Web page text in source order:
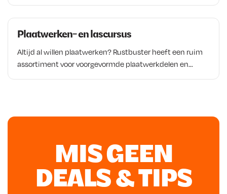
bezigheid. Voor veel “populaire” oldtimers zijn
reparatiedelen beschikbaar. Goed passend, vaak van de
originele mallen. Informeer bij de club van […]
Plaatwerken- en lascursus
Altijd al willen plaatwerken? Rustbuster heeft een ruim
assortiment voor voorgevormde plaatwerkdelen en
toelichting In onze […]MIS GEEN
DEALS & TIPS